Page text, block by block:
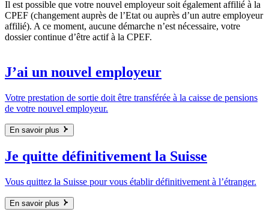
Il est possible que votre nouvel employeur soit également affilié à la
CPEF (changement auprès de l’Etat ou auprès d’un autre employeur
affilié). A ce moment, aucune démarche n’est nécessaire, votre
dossier continue d’être actif à la CPEF.
J’ai un nouvel employeur
Votre prestation de sortie doit être transférée à la caisse de pensions
de votre nouvel employeur.
En savoir plus
Je quitte définitivement la Suisse
Vous quittez la Suisse pour vous établir définitivement à l’étranger.
En savoir plus